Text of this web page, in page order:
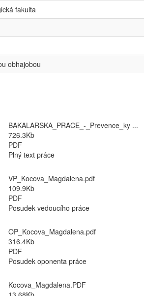
fakulta
obhajobou
BAKALARSKA_PRACE_-_Prevence_ky ...
726.3Kb
PDF
Plný text práce
VP_Kocova_Magdalena.pdf
109.9Kb
PDF
Posudek vedoucího práce
OP_Kocova_Magdalena.pdf
316.4Kb
PDF
Posudek oponenta práce
Kocova_Magdalena.PDF